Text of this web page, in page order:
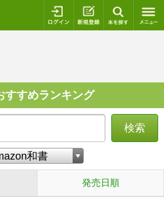
ログイン 新規登録
すめランキング
検索
発売日順